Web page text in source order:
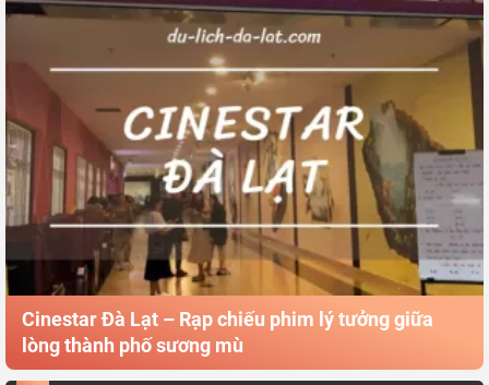
Cinestar Đà Lạt – Rạp chiếu phim lý tưởng giữa
lòng thành phố sương mù